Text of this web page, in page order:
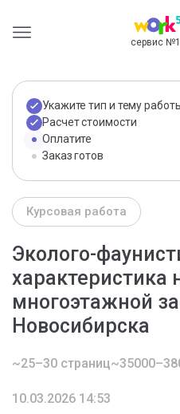
сервис №1
Укажите тип и тему
Расчет стоимости
Оплатите
Заказ готов
Курсовая работа
Эколого-
характеристика
многоэтажной
Новосибирска
~25–30 страниц
10.03.2026 14:53